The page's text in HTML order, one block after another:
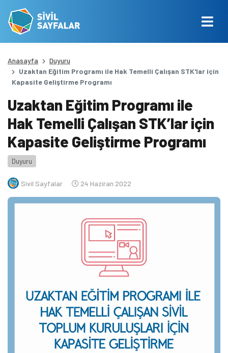
Anasayfa
Duyuru
Uzaktan Eğitim Programı ile Hak Temelli Çalışan STK'lar için
Kapasite Geliştirme Programı
Uzaktan Eğitim Programı ile
Hak Temelli Çalışan STK’lar için
Kapasite Geliştirme Programı
Duyuru
Sivil Sayfalar 24 Haziran 2022